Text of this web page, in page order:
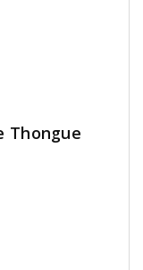
Thongue